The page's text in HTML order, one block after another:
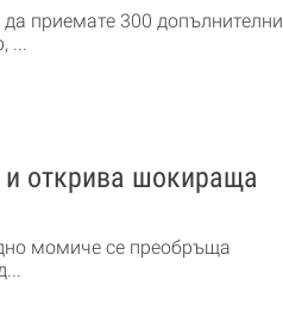
приемате 300 допълнителни
и открива шокираща
момиче се преобръща